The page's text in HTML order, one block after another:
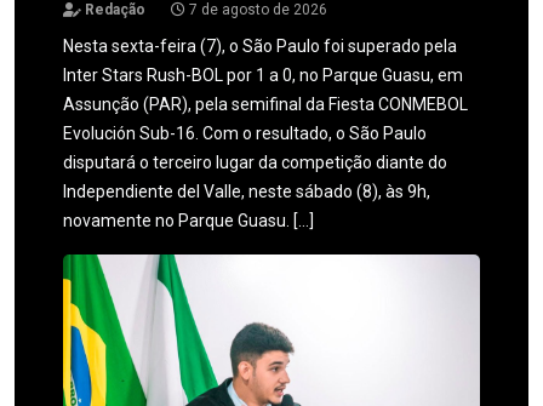
Redação 7 de agosto de 2026
Nesta sexta-feira (7), o São Paulo foi superado pela
Inter Stars Rush-BOL por 1 a 0, no Parque Guasu, em
Assunção (PAR), pela semifinal da Fiesta CONMEBOL
Evolución Sub-16. Com o resultado, o São Paulo
disputará o terceiro lugar da competição diante do
Independiente del Valle, neste sábado (8), às 9h,
novamente no Parque Guasu. […]